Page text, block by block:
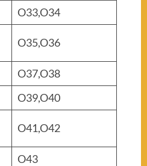
O33,O34
O35,O36
O37,O38
O39,O40
O41,O42
O43